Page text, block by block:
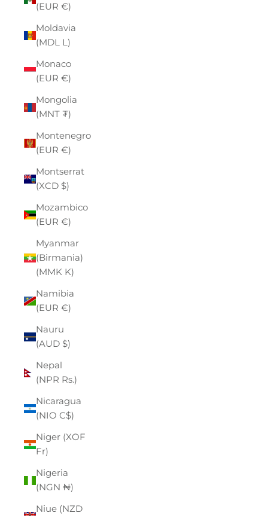
(EUR €)
Moldavia
(MDL L)
Monaco
(EUR €)
Mongolia
(MNT ₮)
Montenegro
(EUR €)
Montserrat
(XCD $)
Mozambico
(EUR €)
Myanmar
(Birmania)
(MMK K)
Namibia
(EUR €)
Nauru
(AUD $)
Nepal
(NPR Rs.)
Nicaragua
(NIO C$)
Niger (XOF
Fr)
Nigeria
(NGN ₦)
Niue (NZD